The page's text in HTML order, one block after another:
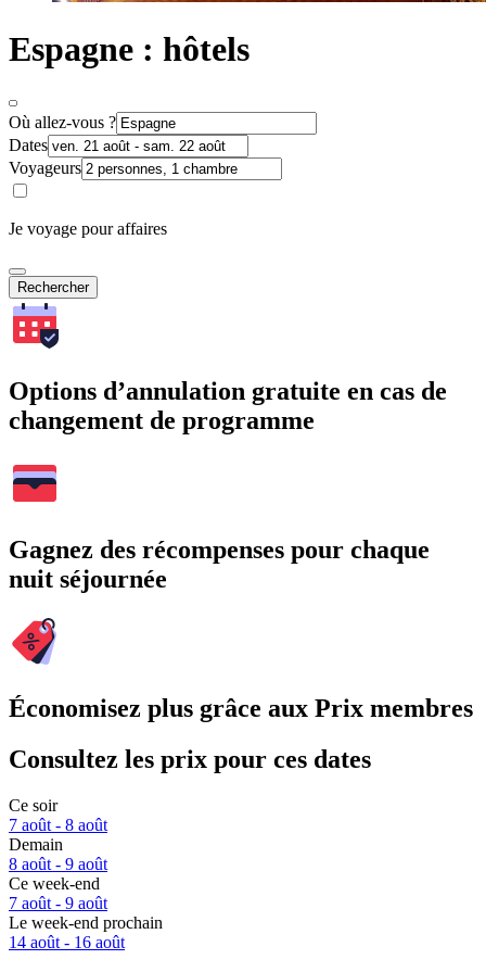
Espagne : hôtels
Où allez-vous ?
Dates
Voyageurs
Je voyage pour affaires
Rechercher
Options d’annulation gratuite en cas de
changement de programme
Gagnez des récompenses pour chaque
nuit séjournée
Économisez plus grâce aux Prix membres
Consultez les prix pour ces dates
Ce soir
7 août - 8 août
Demain
8 août - 9 août
Ce week-end
7 août - 9 août
Le week-end prochain
14 août - 16 août